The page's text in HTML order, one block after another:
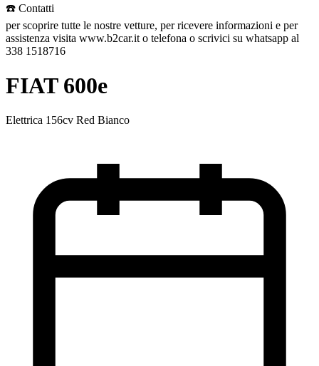
☎️ Contatti
per scoprire tutte le nostre vetture, per ricevere informazioni e per
assistenza visita www.b2car.it o telefona o scrivici su whatsapp al
338 1518716
FIAT 600e
Elettrica 156cv Red Bianco